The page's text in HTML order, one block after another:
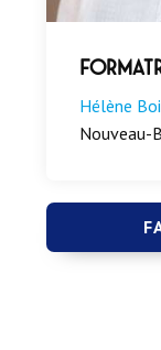
Hélène
Nouveau-